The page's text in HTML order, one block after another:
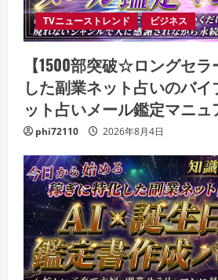
TVニューストレンド ビジネス
【1500部突破☆ロングセ
した副業ネット占いのバ
ット占いメール鑑定マニュ
phi72110 2026年8月4日